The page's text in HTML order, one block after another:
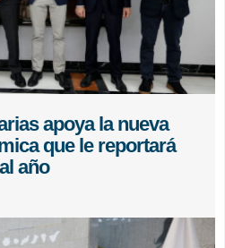
apoya la nueva
que le reportará
año